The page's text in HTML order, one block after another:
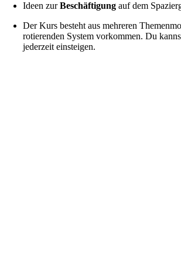
Ideen zurBeschäftigung auf dem
Der Kurs besteht aus mehreren
rotierenden System vorkommen. Du
jederzeit einsteigen.